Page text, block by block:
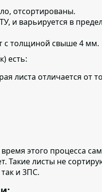
отсортированы.
и варьируется в
с толщиной свыше 4 мм.
есть:
листа отличается от
этого процесса
Такие листы не
и 3ПС.